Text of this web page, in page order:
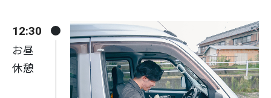
12:30
お昼
休憩